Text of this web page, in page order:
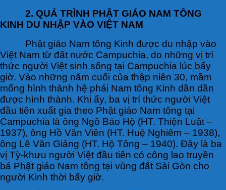
2. QUÁ TRÌNH PHẬT GIÁO NAM TÔNG
KINH DU NHẬP VÀO VIỆT NAM
Phật giáo Nam tông Kinh được du nhập vào
Việt Nam từ đất nước Campuchia, do những vị trí
thức người Việt sinh sống tại Campuchia lúc bấy
giờ. Vào những năm cuối của thập niên 30, mầm
mống hình thành hệ phái Nam tông Kinh dần dần
được hình thành. Khi ấy, ba vị trí thức người Việt
đầu tiên xuất gia theo Phật giáo Nam tông tại
Campuchia là ông Ngô Bảo Hộ (HT. Thiện Luật –
1937), ông Hồ Văn Viên (HT. Huệ Nghiêm – 1938),
ông Lê Văn Giảng (HT. Hộ Tông – 1940). Đây là ba
vị Tỳ-khưu người Việt đầu tiên có công lao truyền
bá Phật giáo Nam tông tại vùng đất Sài Gòn cho
người Kinh thời bấy giờ.